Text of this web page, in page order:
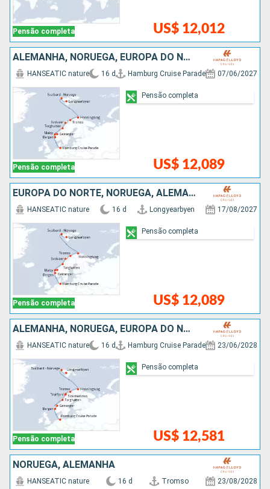
Pensão completa US$ 12,012
ALEMANHA, NORUEGA, EUROPA DO NORTE
Pensão completa
HANSEATIC nature 16 d Hamburg Cruise Parade 07/06/2027
US$ 12,089
Pensão completa
EUROPA DO NORTE, NORUEGA, ALEMANHA
Pensão completa
HANSEATIC nature 16 d Longyearbyen 17/08/2027
US$ 12,089
Pensão completa
ALEMANHA, NORUEGA, EUROPA DO NORTE
Pensão completa
HANSEATIC nature 16 d Hamburg Cruise Parade 23/06/2028
US$ 12,581
Pensão completa
NORUEGA, ALEMANHA
HANSEATIC nature 16 d Tromso 23/08/2028